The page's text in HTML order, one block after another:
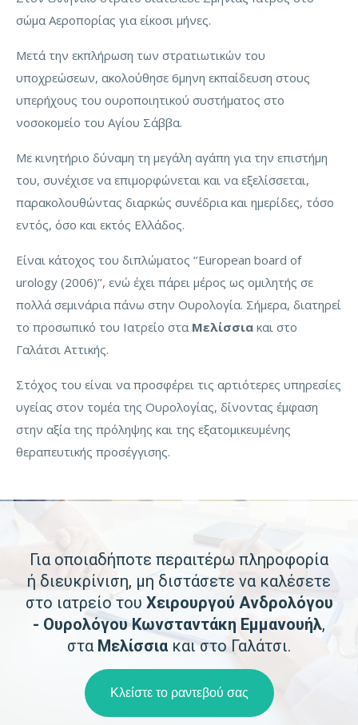
σώμα Αεροπορίας για είκοσι μήνες.
Μετά την εκπλήρωση των στρατιωτικών του
υποχρεώσεων, ακολούθησε 6μηνη εκπαίδευση στους
υπερήχους του ουροποιητικού συστήματος στο
νοσοκομείο του Αγίου Σάββα.
Με κινητήριο δύναμη τη μεγάλη αγάπη για την επιστήμη
του, συνέχισε να επιμορφώνεται και να εξελίσσεται,
παρακολουθώντας διαρκώς συνέδρια και ημερίδες, τόσο
εντός, όσο και εκτός Ελλάδος.
Είναι κάτοχος του διπλώματος ‘’European board of
urology (2006)’’, ενώ έχει πάρει μέρος ως ομιλητής σε
πολλά σεμινάρια πάνω στην Ουρολογία. Σήμερα, διατηρεί
το προσωπικό του Ιατρείο στα Μελίσσια και στο
Γαλάτσι Αττικής.
Στόχος του είναι να προσφέρει τις αρτιότερες υπηρεσίες
υγείας στον τομέα της Ουρολογίας, δίνοντας έμφαση
στην αξία της πρόληψης και της εξατομικευμένης
θεραπευτικής προσέγγισης.
Για οποιαδήποτε περαιτέρω πληροφορία
ή διευκρίνιση, μη διστάσετε να καλέσετε
στο ιατρείο του Χειρουργού Ανδρολόγου
- Ουρολόγου Κωνσταντάκη Εμμανουήλ,
στα Μελίσσια και στο Γαλάτσι.
Κλείστε το ραντεβού σας